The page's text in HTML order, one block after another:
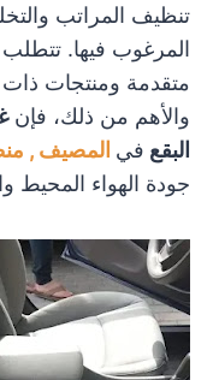
تنظيف المراتب
المرغوب فيها. تتطلب
متقدمة ومنتجات ذات
والأهم من ذلك، فإن
البقع في المصيف ,
جودة الهواء